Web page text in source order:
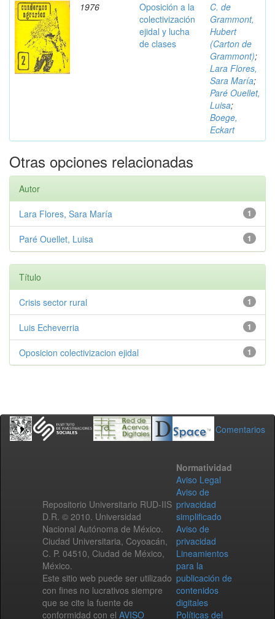
1976
Oposición a la
colectivización
ejidal y lucha
de clases
C. de
Grammont,
Hubert
(Carton de
Grammont);
Lara Flores,
Sara María;
Paré Ouellet,
Luisa;
Boege,
Eckart
Otras opciones relacionadas
Autor
1
Lara Flores, Sara María
1
Paré Ouellet, Luisa
Título
1
Crisis sector rural
1
Luis Echeverria
1
Oposicion colectivizacion ejidal
Comentarios
Repositorio Universitario RUD-IIS
D.R. © 2010. Universidad
Nacional Autónoma de México.
Ciudad Universitaria, Coyoacán,
C. P. 04510, Ciudad de México,
México.
Este sitio web puede ser utilizado
con fines no lucrativos siempre
que se cite la fuente de
conformidad con el AVISO
Normatividad
Aviso Legal
Aviso de
privacidad
simplificado
Aviso de
privacidad
Lineamientos
para la
publicación de
contenidos
digitales
Políticas del